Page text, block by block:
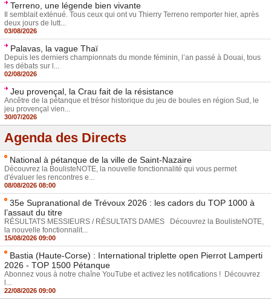
Terreno, une légende bien vivante
Il semblait exténué. Tous ceux qui ont vu Thierry Terreno remporter hier, après
deux jours de lutt...
03/08/2026
Palavas, la vague Thaï
Depuis les derniers championnats du monde féminin, l’an passé à Douai, tous
les débats sur l...
02/08/2026
Jeu provençal, la Crau fait de la résistance
Ancêtre de la pétanque et trésor historique du jeu de boules en région Sud, le
jeu provençal vien...
30/07/2026
Agenda des Directs
National à pétanque de la ville de Saint-Nazaire
Découvrez la BoulisteNOTE, la nouvelle fonctionnalité qui vous permet
d'évaluer les rencontres e...
08/08/2026 08:00
35e Supranational de Trévoux 2026 : les cadors du TOP 1000 à
l’assaut du titre
RÉSULTATS MESSIEURS / RÉSULTATS DAMES Découvrez la BoulisteNOTE,
la nouvelle fonctionnalit...
15/08/2026 09:00
Bastia (Haute-Corse) : International triplette open Pierrot Lamperti
2026 - TOP 1500 Pétanque
Abonnez vous à notre chaîne YouTube et activez les notifications ! Découvrez
l...
22/08/2026 09:00